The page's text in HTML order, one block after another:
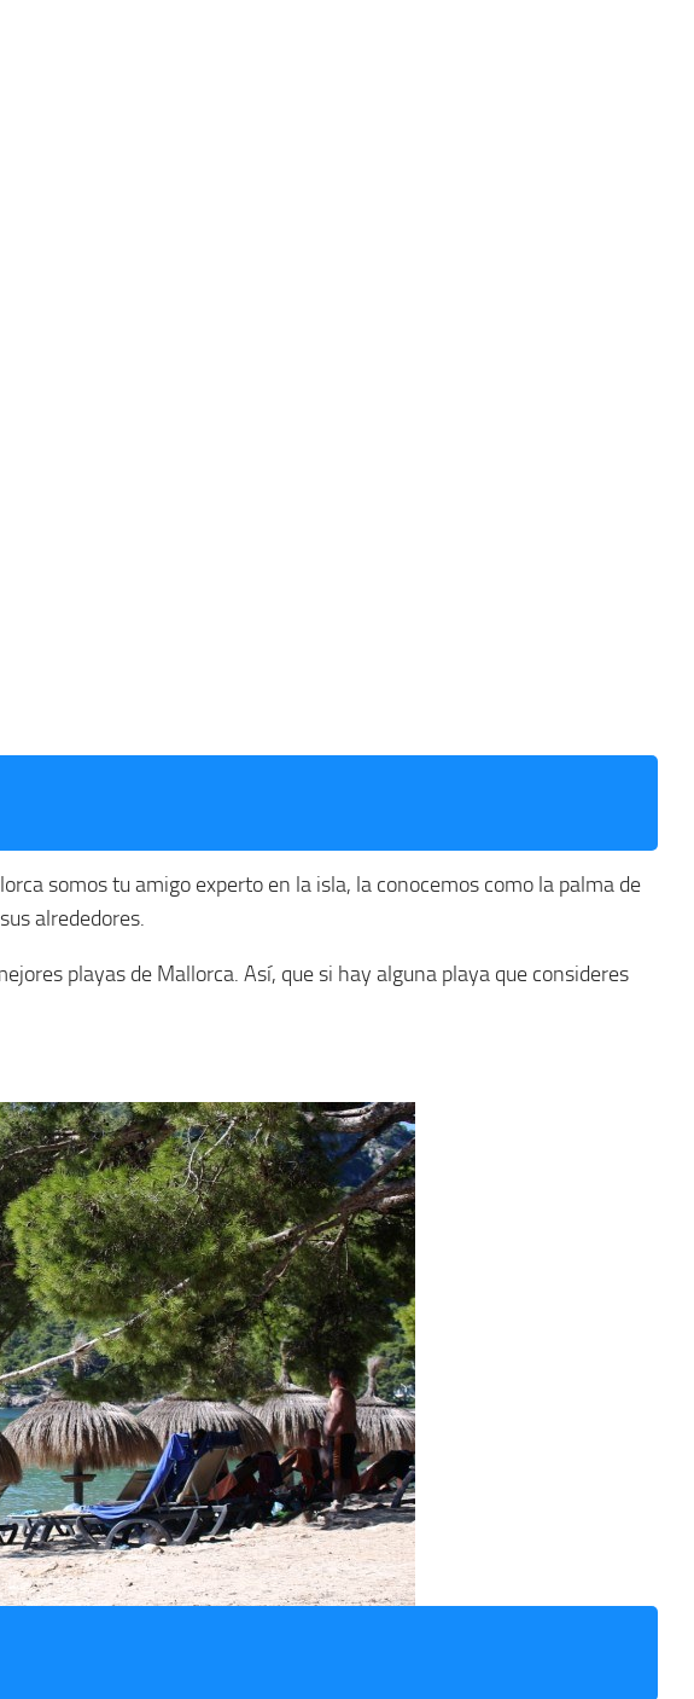
somos tu amigo experto en la isla, la conocemos como la palma de
alrededores.
playas de Mallorca. Así, que si hay alguna playa que consideres